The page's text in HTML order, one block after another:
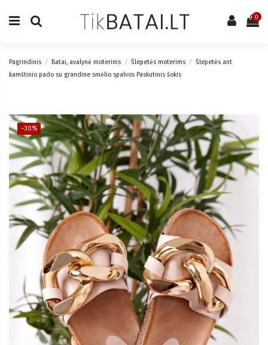
0
Pagrindinis Batai, avalynė moterims Šlepetės moterims
Šlepetės ant
kamštinio pado su grandine smėlio spalvos Paskutinis šokis
−30%